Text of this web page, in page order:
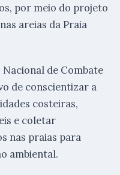
por meio do projeto
areias da Praia
de Combate
de conscientizar a
costeiras,
e coletar
nas praias para
ambiental.